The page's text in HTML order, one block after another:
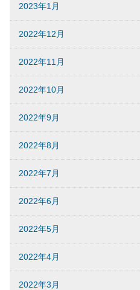
2023年1月
2022年12月
2022年11月
2022年10月
2022年9月
2022年8月
2022年7月
2022年6月
2022年5月
2022年4月
2022年3月